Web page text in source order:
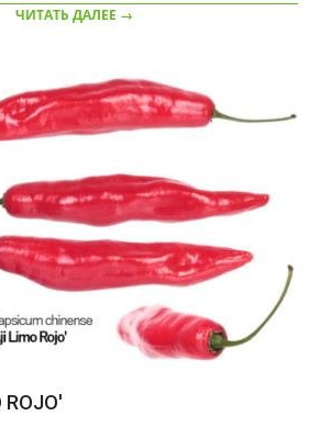
ЧИТАТЬ ДАЛЕЕ →